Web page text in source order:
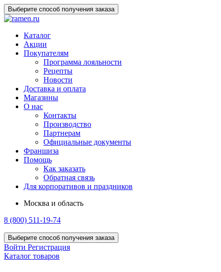
Выберите способ получения заказа
Каталог
Акции
Покупателям
Программа лояльности
Рецепты
Новости
Доставка и оплата
Магазины
О нас
Контакты
Производство
Партнерам
Официальные документы
Франшиза
Помощь
Как заказать
Обратная связь
Для корпоративов и праздников
Москва и область
8 (800) 511-19-74
Выберите способ получения заказа
Войти Регистрация
Каталог товаров